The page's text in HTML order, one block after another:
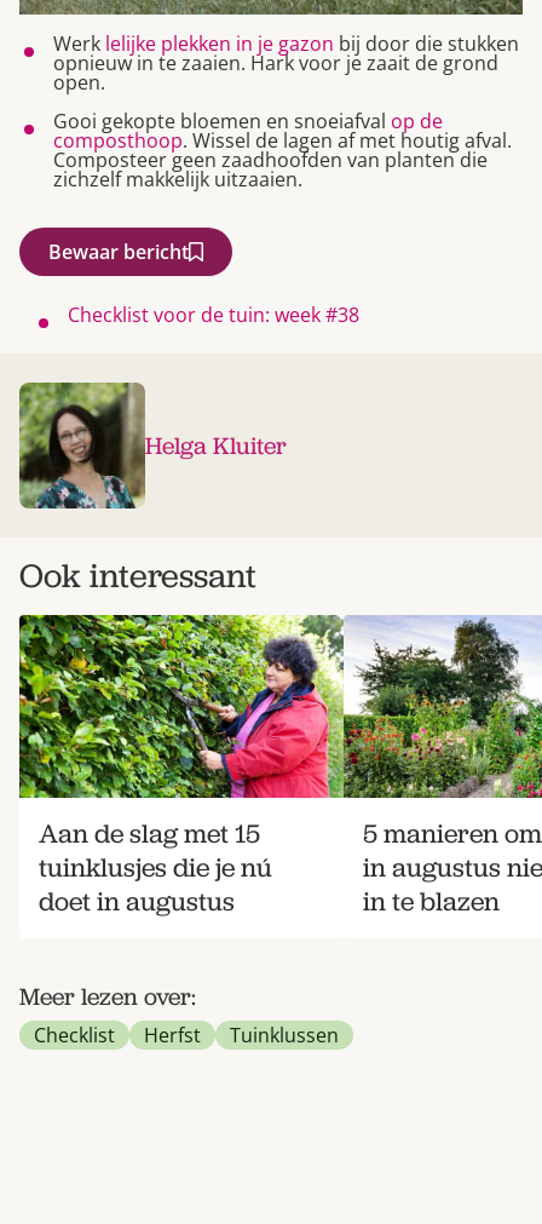
Werk lelijke plekken in je gazon bij door die stukken
opnieuw in te zaaien. Hark voor je zaait de grond
open.
Gooi gekopte bloemen en snoeiafval op de
composthoop. Wissel de lagen af met houtig afval.
Composteer geen zaadhoofden van planten die
zichzelf makkelijk uitzaaien.
Bewaar bericht
Checklist voor de tuin: week #38
Helga Kluiter
Ook interessant
Aan de slag met 15
tuinklusjes die je nú
doet in augustus
5 manieren
in augustus
in te blazen
Meer lezen over:
Checklist Herfst Tuinklussen